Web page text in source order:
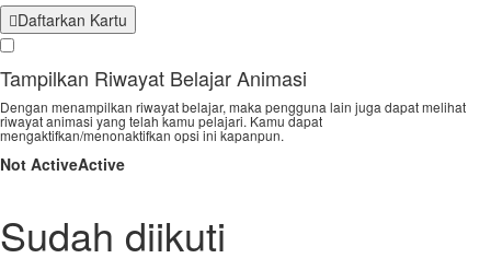
Daftarkan Kartu
Tampilkan Riwayat Belajar Animasi
Dengan menampilkan riwayat belajar, maka pengguna lain juga dapat melihat
riwayat animasi yang telah kamu pelajari. Kamu dapat
mengaktifkan/menonaktifkan opsi ini kapanpun.
Not ActiveActive
Sudah diikuti